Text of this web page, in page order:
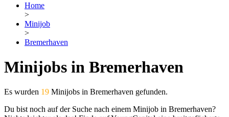
Home
>
Minijob
>
Bremerhaven
Minijobs in Bremerhaven
Es wurden 19 Minijobs in Bremerhaven gefunden.
Du bist noch auf der Suche nach einem Minijob in Bremerhaven?